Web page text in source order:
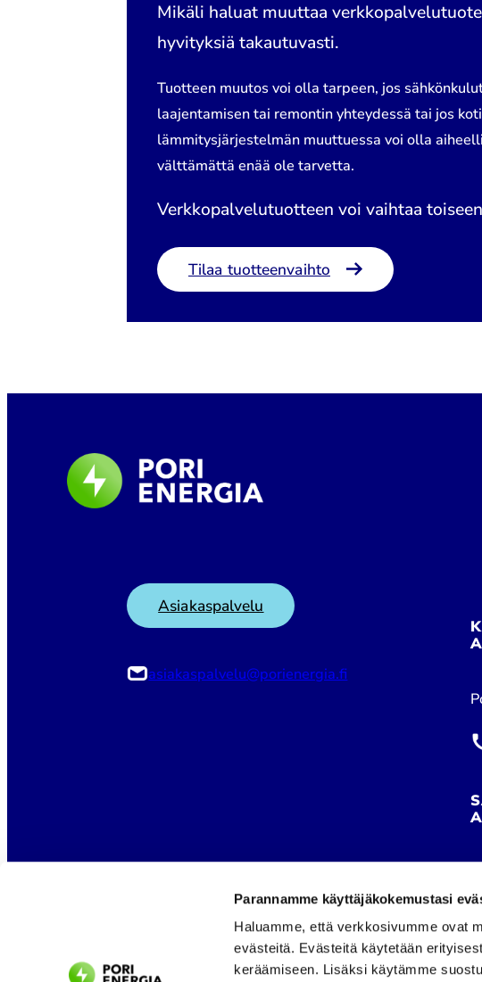
Parannamme käyttäjäkokemustasi
Haluamme, että verkkosivumme ovat
evästeitä. Evästeitä käytetään
keräämiseen. Lisäksi käytämme
Mikäli haluat muuttaa
hyvityksiä takautuvasti.
Tuotteen muutos voi olla tarpeen, jos
laajentamisen tai remontin yhteydessä tai jos
lämmitysjärjestelmän muuttuessa voi olla
välttämättä enää ole tarvetta.
Verkkopalvelutuotteen voi vaihtaa
Tilaa tuotteenvaihto
Asiakaspalvelu
asiakaspalvelu@porienergia.fi